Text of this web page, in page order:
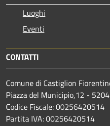
Luoghi
Eventi
CONTATTI
Comune di Castiglion
Piazza del Municipio,12 -
Codice Fiscale: 00256420514
Partita IVA: 00256420514